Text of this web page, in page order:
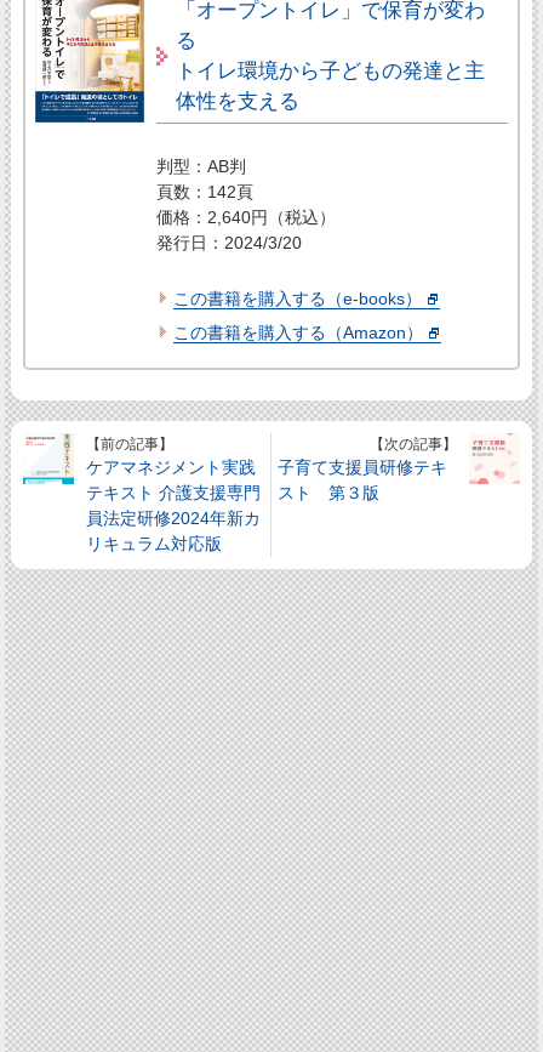
「オープントイレ」で保育が変わ
る
トイレ環境から子どもの発達と主
体性を支える
判型：AB判
頁数：142頁
価格：2,640円（税込）
発行日：2024/3/20
この書籍を購入する（e-books）
この書籍を購入する（Amazon）
【前の記事】
ケアマネジメント実践
テキスト 介護支援専門
員法定研修2024年新カ
リキュラム対応版
【次の記事】
子育て支援員研修テキ
スト 第３版